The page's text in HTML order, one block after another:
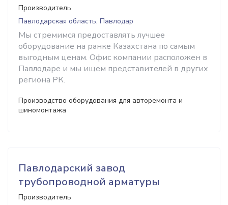
Производитель
Павлодарская область, Павлодар
Мы стремимся предоставлять лучшее
оборудование на ранке Казахстана по самым
выгодным ценам. Офис компании расположен в
Павлодаре и мы ищем представителей в других
региона РК.
Производство оборудования для авторемонта и
шиномонтажа
Павлодарский завод
трубопроводной арматуры
Производитель